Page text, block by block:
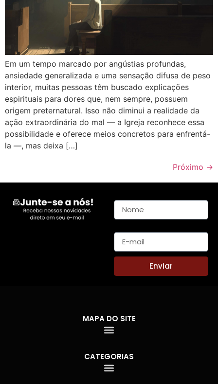
Em um tempo marcado por angústias profundas,
ansiedade generalizada e uma sensação difusa de peso
interior, muitas pessoas têm buscado explicações
espirituais para dores que, nem sempre, possuem
origem preternatural. Isso não diminui a realidade da
ação extraordinária do mal — a Igreja reconhece essa
possibilidade e oferece meios concretos para enfrentá-
la —, mas deixa […]
Próximo →
Enviar
MAPA DO SITE
CATEGORIAS